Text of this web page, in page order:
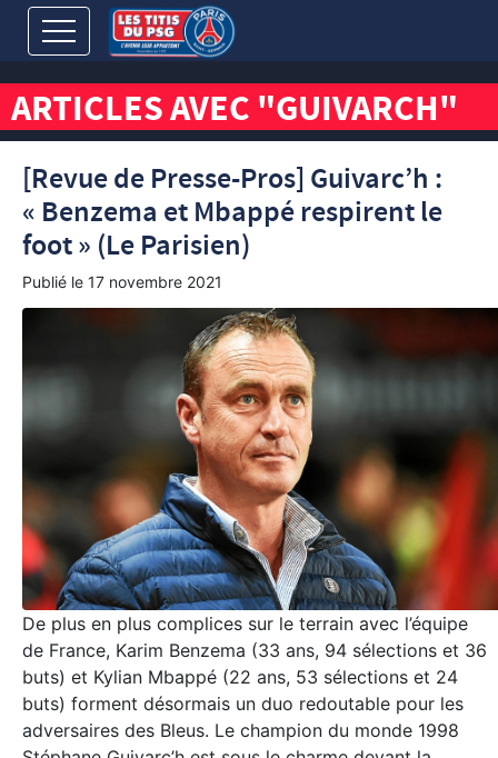
ARTICLES AVEC "GUIVARCH"
[Revue de Presse-Pros] Guivarc’h :
« Benzema et Mbappé respirent le
foot » (Le Parisien)
Publié le 17 novembre 2021
De plus en plus complices sur le terrain avec l’équipe
de France, Karim Benzema (33 ans, 94 sélections et 36
buts) et Kylian Mbappé (22 ans, 53 sélections et 24
buts) forment désormais un duo redoutable pour les
adversaires des Bleus. Le champion du monde 1998